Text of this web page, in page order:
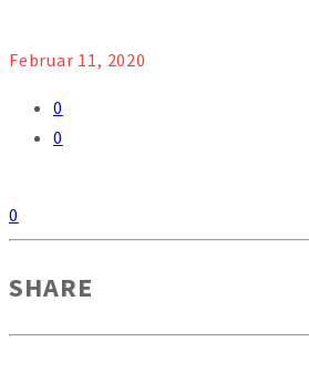
Februar 11, 2020
0
0
0
SHARE